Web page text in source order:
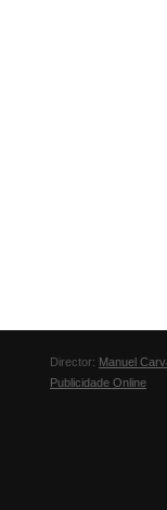
Director: Manuel
Publicidade Online